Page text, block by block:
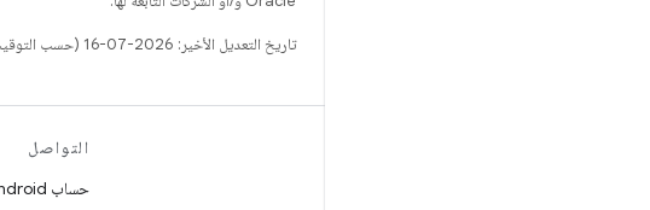
تاريخ التعديل الأخير: 2026-07-16 (حسب التوقيت العالمي المتفَّق عليه)
التواصل
حساب ‎@Android على X